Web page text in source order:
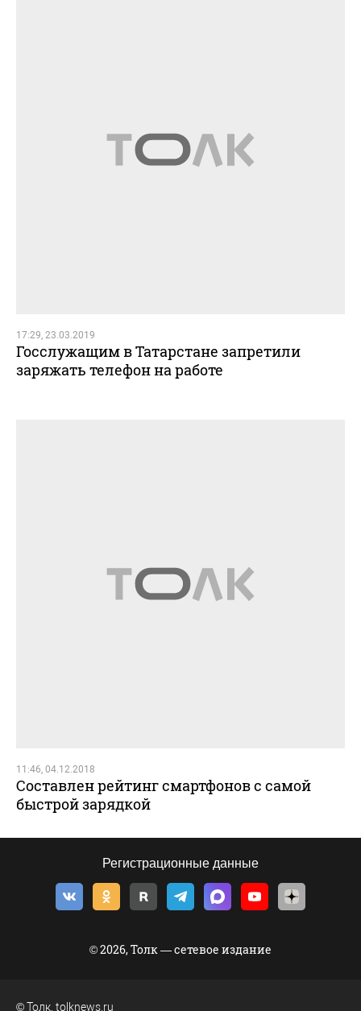
17:29, 23.03.2019
Госслужащим в Татарстане запретили
заряжать телефон на работе
11:46, 04.12.2018
Составлен рейтинг смартфонов с самой
быстрой зарядкой
Регистрационные данные
© 2026, Толк — сетевое издание
©Толк tolknews.ru